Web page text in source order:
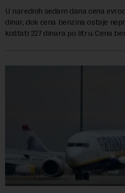
U narednih sedam dana cena
dinar, dok cena benzina ostaje
koštati 227 dinara po litru. Cena